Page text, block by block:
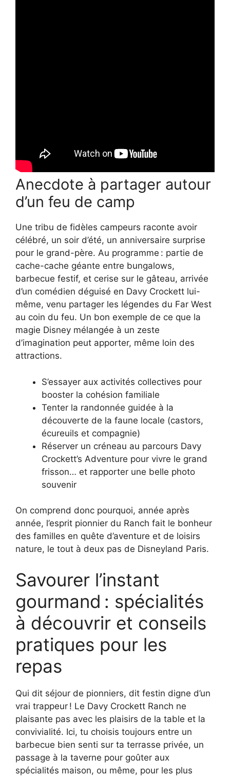
Anecdote à partager autour
d’un feu de camp
Une tribu de fidèles campeurs raconte avoir
célébré, un soir d’été, un anniversaire surprise
pour le grand-père. Au programme : partie de
cache-cache géante entre bungalows,
barbecue festif, et cerise sur le gâteau, arrivée
d’un comédien déguisé en Davy Crockett lui-
même, venu partager les légendes du Far West
au coin du feu. Un bon exemple de ce que la
magie Disney mélangée à un zeste
d’imagination peut apporter, même loin des
attractions.
S’essayer aux activités collectives pour
booster la cohésion familiale
Tenter la randonnée guidée à la
découverte de la faune locale (castors,
écureuils et compagnie)
Réserver un créneau au parcours Davy
Crockett’s Adventure pour vivre le grand
frisson… et rapporter une belle photo
souvenir
On comprend donc pourquoi, année après
année, l’esprit pionnier du Ranch fait le bonheur
des familles en quête d’aventure et de loisirs
nature, le tout à deux pas de Disneyland Paris.
Savourer l’instant
gourmand : spécialités
à découvrir et conseils
pratiques pour les
repas
Qui dit séjour de pionniers, dit festin digne d’un
vrai trappeur ! Le Davy Crockett Ranch ne
plaisante pas avec les plaisirs de la table et la
convivialité. Ici, tu choisis toujours entre un
barbecue bien senti sur ta terrasse privée, un
passage à la taverne pour goûter aux
spécialités maison, ou même, pour les plus